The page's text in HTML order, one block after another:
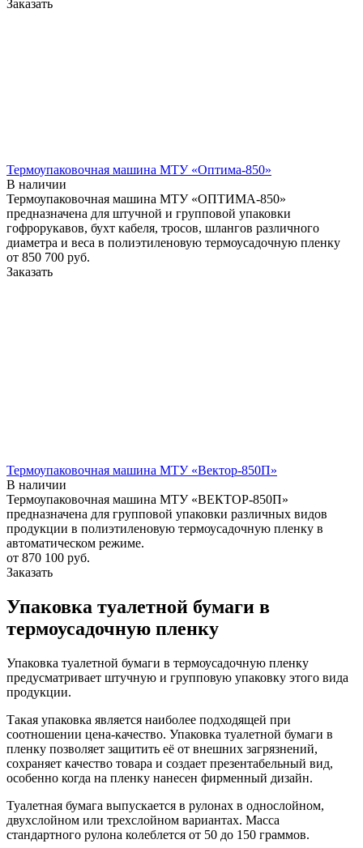
Заказать
Термоупаковочная машина МТУ «Оптима-850»
В наличии
Термоупаковочная машина МТУ «ОПТИМА-850»
предназначена для штучной и групповой упаковки
гофрорукавов, бухт кабеля, тросов, шлангов различного
диаметра и веса в полиэтиленовую термоусадочную пленку
от 850 700 руб.
Заказать
Термоупаковочная машина МТУ «Вектор-850П»
В наличии
Термоупаковочная машина МТУ «ВЕКТОР-850П»
предназначена для групповой упаковки различных видов
продукции в полиэтиленовую термоусадочную пленку в
автоматическом режиме.
от 870 100 руб.
Заказать
Упаковка туалетной бумаги в
термоусадочную пленку
Упаковка туалетной бумаги в термоусадочную пленку
предусматривает штучную и групповую упаковку этого вида
продукции.
Такая упаковка является наиболее подходящей при
соотношении цена-качество. Упаковка туалетной бумаги в
пленку позволяет защитить её от внешних загрязнений,
сохраняет качество товара и создает презентабельный вид,
особенно когда на пленку нанесен фирменный дизайн.
Туалетная бумага выпускается в рулонах в однослойном,
двухслойном или трехслойном вариантах. Масса
стандартного рулона колеблется от 50 до 150 граммов.